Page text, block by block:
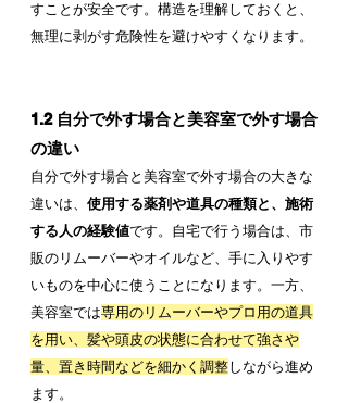
すことが安全です。構造を理解しておくと、
無理に剥がす危険性を避けやすくなります。
1.2 自分で外す場合と美容室で外す場合
の違い
自分で外す場合と美容室で外す場合の大きな
違いは、 使用する薬剤や道具の種類と、施術
する人の経験値です。自宅で行う場合は、市
販のリムーバーやオイルなど、手に入りやす
いものを中心に使うことになります。一方、
美容室では専用のリムーバーやプロ用の道具
を用い、髪や頭皮の状態に合わせて強さや
量、置き時間などを細かく調整しながら進め
ます。